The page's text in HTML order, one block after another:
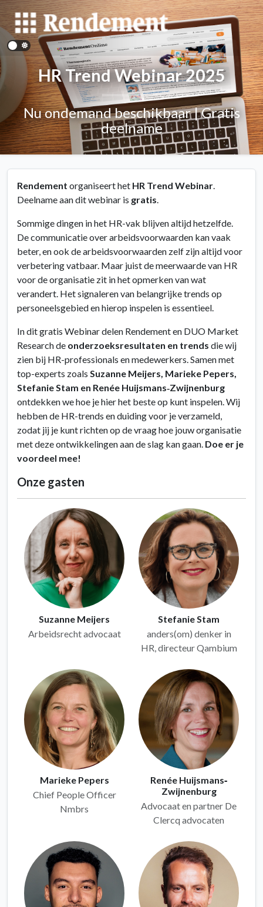
HR Trend Webinar 2025
Nu ondemand beschikbaar | Gratis
deelname
Rendement organiseert het HR Trend Webinar.
Deelname aan dit webinar is gratis.
Sommige dingen in het HR-vak blijven altijd hetzelfde.
De communicatie over arbeidsvoorwaarden kan vaak
beter, en ook de arbeidsvoorwaarden zelf zijn altijd voor
verbetering vatbaar. Maar juist de meerwaarde van HR
voor de organisatie zit in het opmerken van wat
verandert. Het signaleren van belangrijke trends op
personeelsgebied en hierop inspelen is essentieel.
In dit gratis Webinar delen Rendement en DUO Market
Research de onderzoeksresultaten en trends die wij
zien bij HR-professionals en medewerkers. Samen met
top-experts zoals Suzanne Meijers, Marieke Pepers,
Stefanie Stam en Renée Huijsmans‑Zwijnenburg
ontdekken we hoe je hier het beste op kunt inspelen. Wij
hebben de HR-trends en duiding voor je verzameld,
zodat jij je kunt richten op de vraag hoe jouw organisatie
met deze ontwikkelingen aan de slag kan gaan. Doe er je
voordeel mee!
Onze gasten
Suzanne Meijers
Arbeidsrecht advocaat
Stefanie Stam
anders(om) denker in
HR, directeur Qambium
Marieke Pepers
Chief People Officer
Nmbrs
Renée Huijsmans‑
Zwijnenburg
Advocaat en partner De
Clercq advocaten